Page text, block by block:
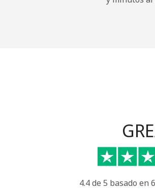
Línea fija
4.4 de 5 basado en